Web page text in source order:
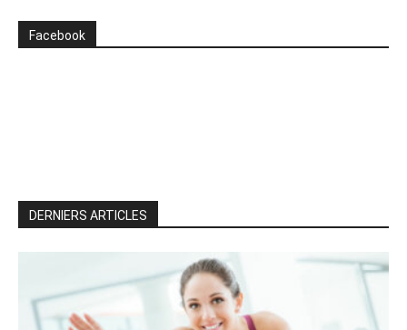
Facebook
DERNIERS ARTICLES